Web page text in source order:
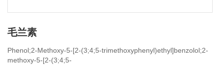
毛兰素
Phenol;2-Methoxy-5-[2-(3;4;5-trimethoxyphenyl)ethyl]benzolol;2-
methoxy-5-[2-(3;4;5-